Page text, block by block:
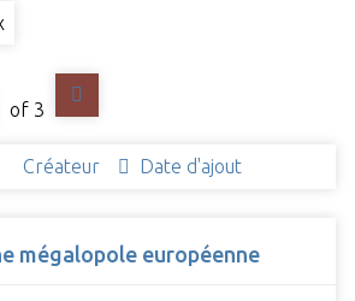
of 3
Créateur Date d'ajout
mégalopole européenne